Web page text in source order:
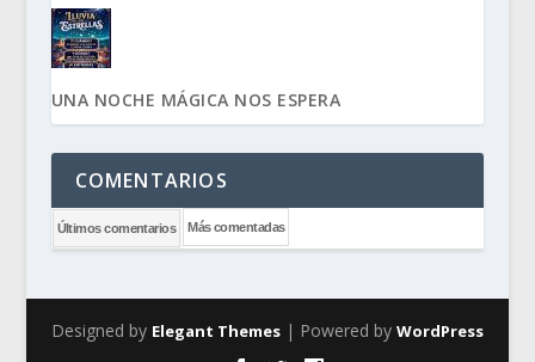
UNA NOCHE MÁGICA NOS ESPERA
COMENTARIOS
Últimos comentarios Más comentadas
Designed by Elegant Themes| Powered by WordPress